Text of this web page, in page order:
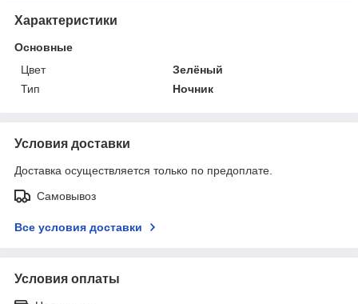
Характеристики
Основные
Цвет
Зелёный
Тип
Ночник
Условия доставки
Доставка осуществляется только по предоплате.
Самовывоз
Все условия доставки
Условия оплаты